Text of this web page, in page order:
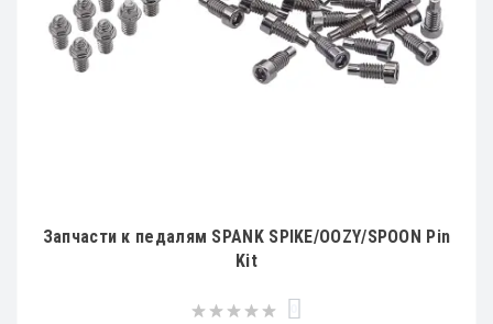
Запчасти к педалям SPANK SPIKE/OOZY/SPOON Pin
Kit